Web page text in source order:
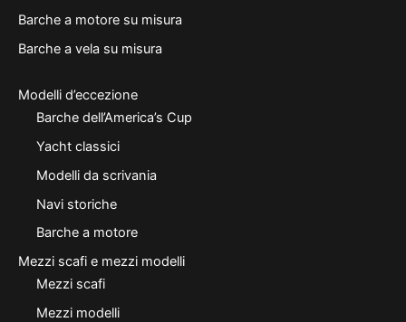
Barche a motore su misura
Barche a vela su misura
Modelli d’eccezione
Barche dell’America’s Cup
Yacht classici
Modelli da scrivania
Navi storiche
Barche a motore
Mezzi scafi e mezzi modelli
Mezzi scafi
Mezzi modelli